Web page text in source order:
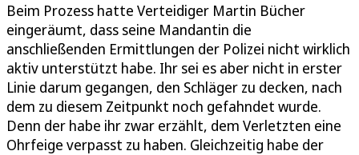
Beim Prozess hatte Verteidiger Martin Bücher
eingeräumt, dass seine Mandantin die
anschließenden Ermittlungen der Polizei nicht wirklich
aktiv unterstützt habe. Ihr sei es aber nicht in erster
Linie darum gegangen, den Schläger zu decken, nach
dem zu diesem Zeitpunkt noch gefahndet wurde.
Denn der habe ihr zwar erzählt, dem Verletzten eine
Ohrfeige verpasst zu haben. Gleichzeitig habe der